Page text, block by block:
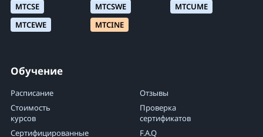
MTCSE
MTCSWE
MTCUME
MTCEWE
MTCINE
Обучение
Расписание
Отзывы
Стоимость
курсов
Проверка
сертификатов
Сертифицированные
F.A.Q